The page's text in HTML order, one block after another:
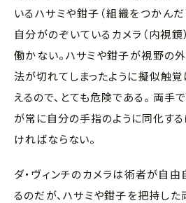
いるハサミや鉗子（組織をつかんだ
自分がのぞいているカメラ（内視
働かない。ハサミや鉗子が視野の
法が切れてしまったように擬似触
えるので、とても危険である。 両手
が常に自分の手指のように同化す
ければならない。
ダ・ヴィンチのカメラは術者が自
るのだが、ハサミや鉗子を把持し